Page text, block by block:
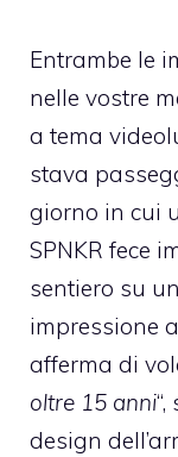
Entrambe le
nelle vostre
a tema
stava
giorno in cui
SPNKR fece
sentiero su
impressione
afferma di
oltre 15 anni
design